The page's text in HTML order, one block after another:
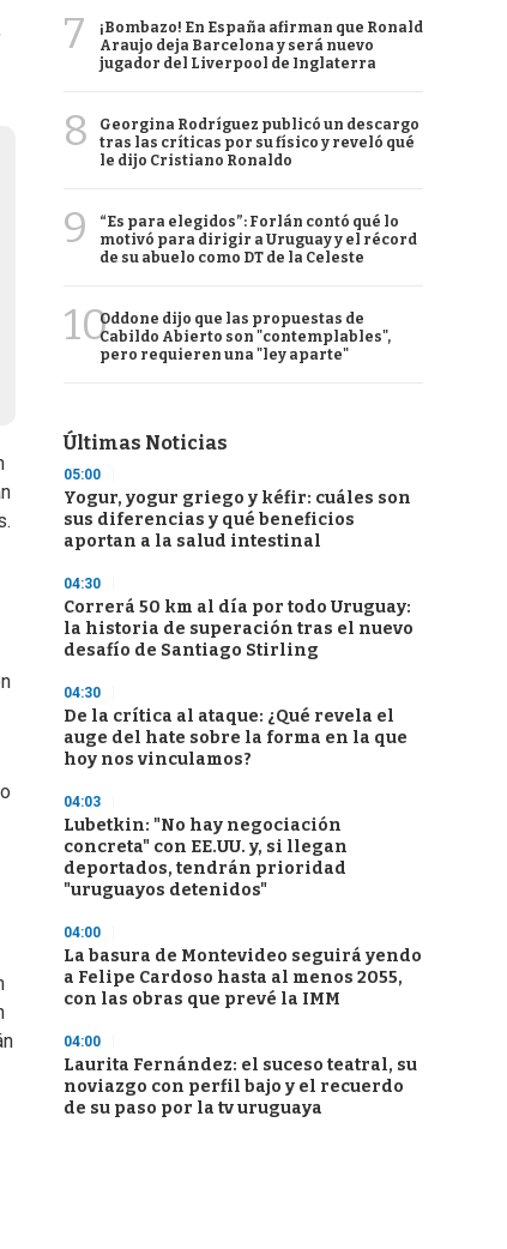
7
¡Bombazo! En España afirman que Ronald
Araujo deja Barcelona y será nuevo
jugador del Liverpool de Inglaterra
8
Georgina Rodríguez publicó un descargo
tras las críticas por su físico y reveló qué
le dijo Cristiano Ronaldo
9
“Es para elegidos”: Forlán contó qué lo
motivó para dirigir a Uruguay y el récord
de su abuelo como DT de la Celeste
10Oddone dijo que las propuestas de
Cabildo Abierto son "contemplables",
pero requieren una "ley aparte"
Últimas Noticias
05:00
Yogur, yogur griego y kéfir: cuáles son
sus diferencias y qué beneficios
aportan a la salud intestinal
04:30
Correrá 50 km al día por todo Uruguay:
la historia de superación tras el nuevo
desafío de Santiago Stirling
04:30
De la crítica al ataque: ¿Qué revela el
auge del hate sobre la forma en la que
hoy nos vinculamos?
04:03
Lubetkin: "No hay negociación
concreta" con EE.UU. y, si llegan
deportados, tendrán prioridad
"uruguayos detenidos"
04:00
La basura de Montevideo seguirá yendo
a Felipe Cardoso hasta al menos 2055,
con las obras que prevé la IMM
04:00
Laurita Fernández: el suceso teatral, su
noviazgo con perfil bajo y el recuerdo
de su paso por la tv uruguaya